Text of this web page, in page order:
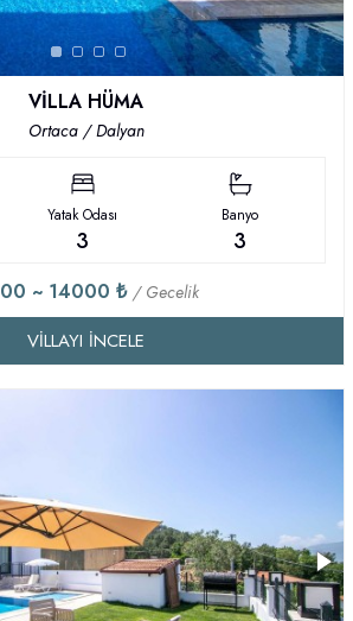
VİLLA HÜMA
Ortaca / Dalyan
Yatak Odası
3
Banyo
3
~ 14000 ₺ / Gecelik
VILLAYI İNCELE